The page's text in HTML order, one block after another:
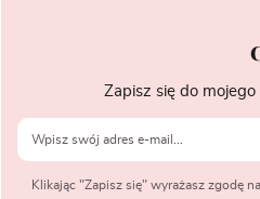
Zapisz się do
Klikając "Zapisz się" wyrażasz zgodę